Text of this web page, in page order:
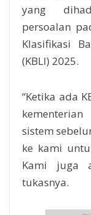
yang
persoalan
Klasifikasi
(KBLI) 2025.
“Ketika ada
sistem
ke kami
Kami juga
tukasnya.